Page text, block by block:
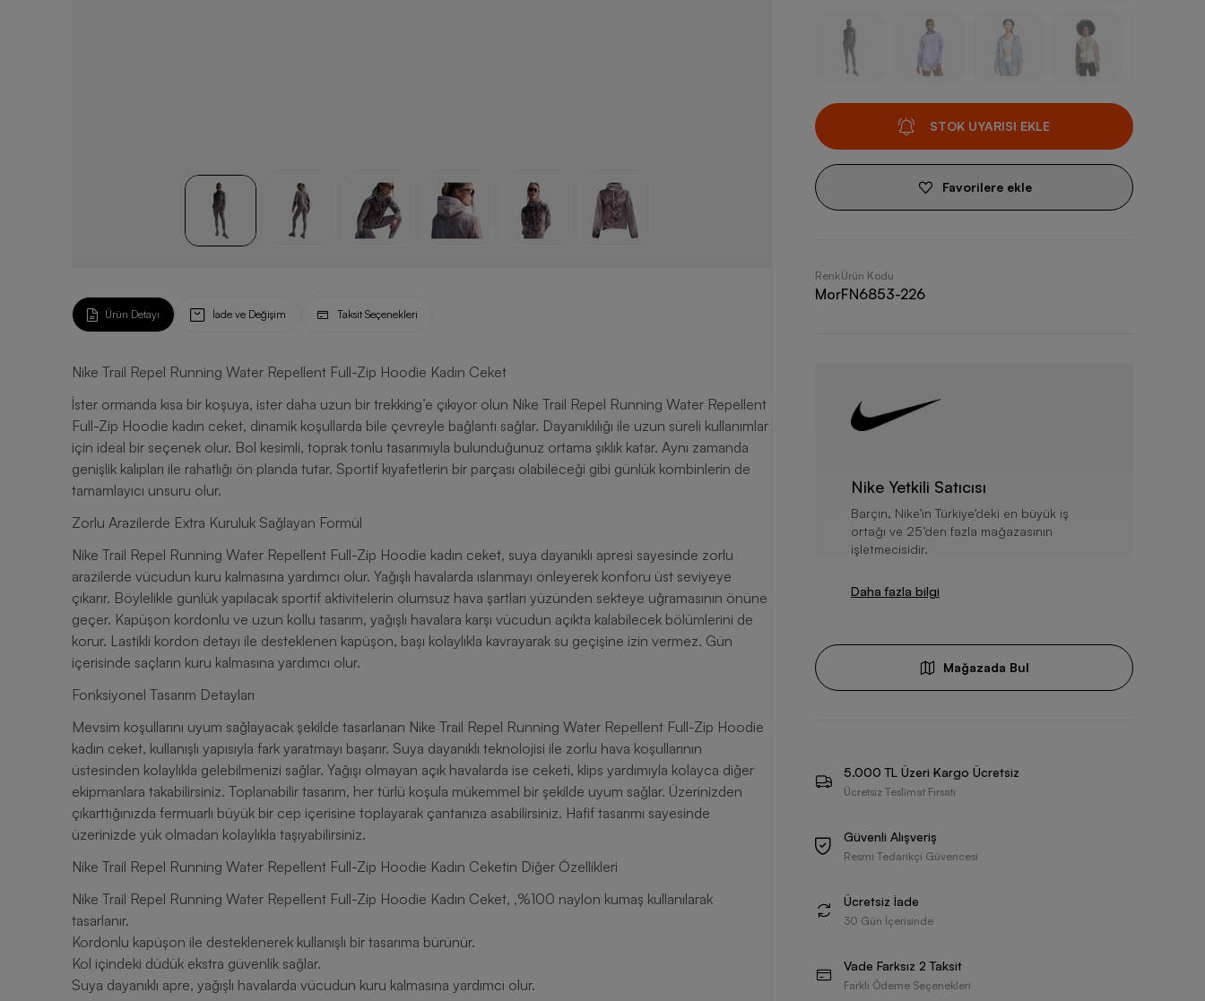
Ürün Detayı İade ve Değişim Taksit Seçenekleri
Nike Trail Repel Running Water Repellent Full-Zip Hoodie Kadın Ceket
İster ormanda kısa bir koşuya, ister daha uzun bir trekking’e çıkıyor olun Nike Trail Repel Running Water Repellent
Full-Zip Hoodie kadın ceket, dinamik koşullarda bile çevreyle bağlantı sağlar. Dayanıklılığı ile uzun süreli kullanımlar
için ideal bir seçenek olur. Bol kesimli, toprak tonlu tasarımıyla bulunduğunuz ortama şıklık katar. Aynı zamanda
genişlik kalıpları ile rahatlığı ön planda tutar. Sportif kıyafetlerin bir parçası olabileceği gibi günlük kombinlerin de
tamamlayıcı unsuru olur.
Zorlu Arazilerde Extra Kuruluk Sağlayan Formül
Nike Trail Repel Running Water Repellent Full-Zip Hoodie kadın ceket, suya dayanıklı apresi sayesinde zorlu
arazilerde vücudun kuru kalmasına yardımcı olur. Yağışlı havalarda ıslanmayı önleyerek konforu üst seviyeye
çıkarır. Böylelikle günlük yapılacak sportif aktivitelerin olumsuz hava şartları yüzünden sekteye uğramasının önüne
geçer. Kapüşon kordonlu ve uzun kollu tasarım, yağışlı havalara karşı vücudun açıkta kalabilecek bölümlerini de
korur. Lastikli kordon detayı ile desteklenen kapüşon, başı kolaylıkla kavrayarak su geçişine izin vermez. Gün
içerisinde saçların kuru kalmasına yardımcı olur.
Fonksiyonel Tasarım Detayları
Mevsim koşullarını uyum sağlayacak şekilde tasarlanan Nike Trail Repel Running Water Repellent Full-Zip Hoodie
kadın ceket, kullanışlı yapısıyla fark yaratmayı başarır. Suya dayanıklı teknolojisi ile zorlu hava koşullarının
üstesinden kolaylıkla gelebilmenizi sağlar. Yağışı olmayan açık havalarda ise ceketi, klips yardımıyla kolayca diğer
ekipmanlara takabilirsiniz. Toplanabilir tasarım, her türlü koşula mükemmel bir şekilde uyum sağlar. Üzerinizden
çıkarttığınızda fermuarlı büyük bir cep içerisine toplayarak çantanıza asabilirsiniz. Hafif tasarımı sayesinde
üzerinizde yük olmadan kolaylıkla taşıyabilirsiniz.
Nike Trail Repel Running Water Repellent Full-Zip Hoodie Kadın Ceketin Diğer Özellikleri
Nike Trail Repel Running Water Repellent Full-Zip Hoodie Kadın Ceket, ,%100 naylon kumaş kullanılarak
tasarlanır.
Kordonlu kapüşon ile desteklenerek kullanışlı bir tasarıma bürünür.
Kol içindeki düdük ekstra güvenlik sağlar.
Suya dayanıklı apre, yağışlı havalarda vücudun kuru kalmasına yardımcı olur.
STOK UYARISI EKLE
Favorilere ekle
Renk
Mor
Ürün Kodu
FN6853-226
Nike Yetkili Satıcısı
Barçın, Nike’ın Türkiye’deki en büyük iş
ortağı ve 25’den fazla mağazasının
işletmecisidir.
Daha fazla bilgi
Mağazada Bul
5.000 TL Üzeri Kargo Ücretsiz
Ücretsiz Teslimat Fırsatı
Güvenli Alışveriş
Resmi Tedarikçi Güvencesi
Ücretsiz İade
30 Gün İçerisinde
Vade Farksız 2 Taksit
Farklı Ödeme Seçenekleri